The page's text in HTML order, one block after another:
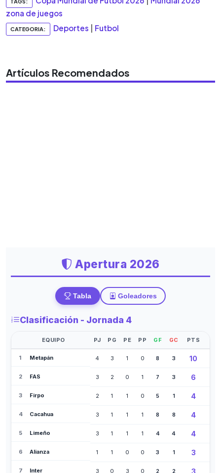
zona de juegos
CATEGORIA: Deportes Futbol
Artículos Recomendados